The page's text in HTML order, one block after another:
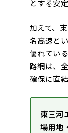
とする安
加えて、
名高速と
優れてい
路網は、
確保に直結
東三河
場用地